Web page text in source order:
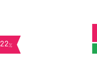
22%